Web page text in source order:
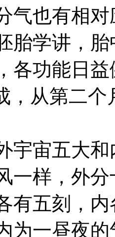
气也有相
学讲，胎
各功能日
，从第二
宙五大和
一样，外
有五刻，
为一昼夜